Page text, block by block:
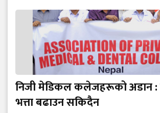
निजी मेडिकल कलेजहरूको अडान :
भत्ता बढाउन सकिदैन